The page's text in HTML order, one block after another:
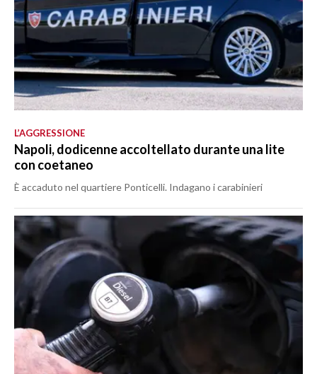
L’AGGRESSIONE
Napoli, dodicenne accoltellato durante una lite
con coetaneo
È accaduto nel quartiere Ponticelli. Indagano i carabinieri